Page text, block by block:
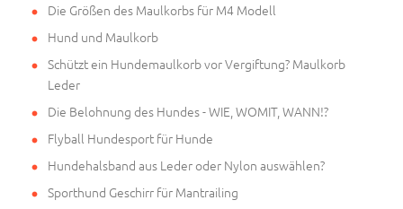
Die Größen des Maulkorbs für M4 Modell
Hund und Maulkorb
Schützt ein Hundemaulkorb vor Vergiftung? Maulkorb
Leder
Die Belohnung des Hundes - WIE, WOMIT, WANN!?
Flyball Hundesport für Hunde
Hundehalsband aus Leder oder Nylon auswählen?
Sporthund Geschirr für Mantrailing